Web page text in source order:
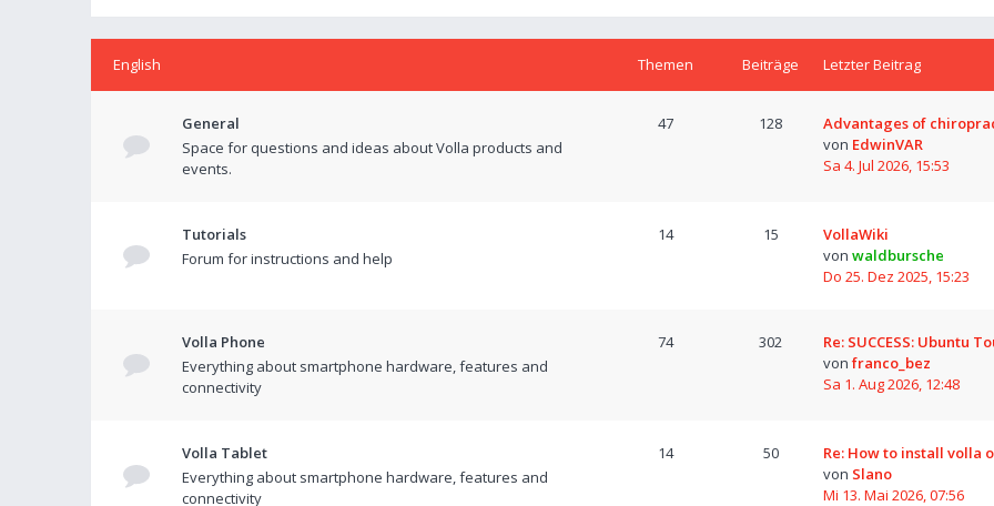
English Themen Beiträge Letzter Beitrag
General
Space for questions and ideas about Volla products and
events.
47 128
Advantages of
von EdwinVAR
Sa 4. Jul 2026, 15:53
Tutorials
Forum for instructions and help
14 15
VollaWiki
von waldbursche
Do 25. Dez 2025, 15:23
Volla Phone
Everything about smartphone hardware, features and
connectivity
74 302
Re: SUCCESS: Ubuntu
von franco_bez
Sa 1. Aug 2026, 12:48
Volla Tablet
Everything about smartphone hardware, features and
connectivity
14 50
Re: How to install volla
von Slano
Mi 13. Mai 2026, 07:56